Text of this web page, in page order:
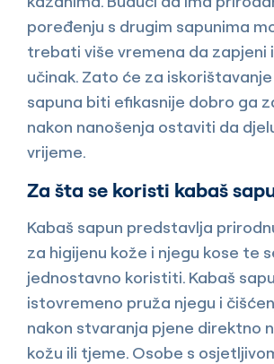
poređenju s drugim sapunima
trebati više vremena da zapjeni
učinak. Zato će za
sapuna biti efikasnije dobro ga
nakon nanošenja ostaviti da
vrijeme.
Za šta se koristi kabaš
Kabaš sapun predstavlja
za higijenu kože i njegu kose te
jednostavno koristiti. Kabaš
istovremeno pruža njegu i
nakon stvaranja pjene direktno
kožu ili tjeme. Osobe s